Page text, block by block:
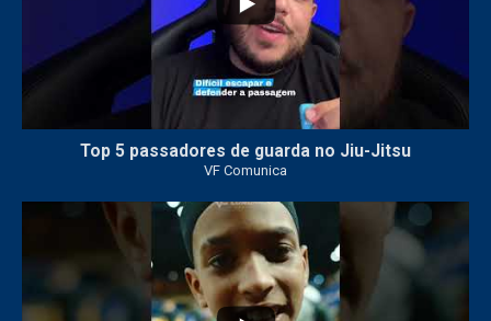
Top 5 passadores de guarda no Jiu-Jitsu
VF Comunica